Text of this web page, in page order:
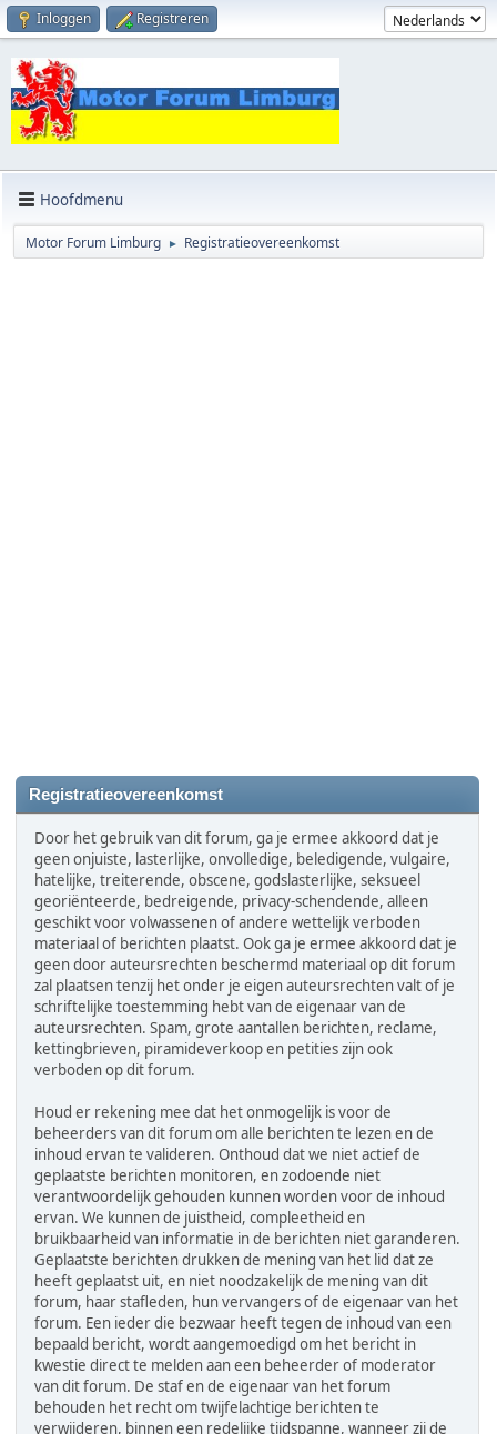
Inloggen Registreren
Hoofdmenu
Motor Forum Limburg ► Registratieovereenkomst
Registratieovereenkomst
Door het gebruik van dit forum, ga je ermee akkoord dat je
geen onjuiste, lasterlijke, onvolledige, beledigende, vulgaire,
hatelijke, treiterende, obscene, godslasterlijke, seksueel
georiënteerde, bedreigende, privacy-schendende, alleen
geschikt voor volwassenen of andere wettelijk verboden
materiaal of berichten plaatst. Ook ga je ermee akkoord dat je
geen door auteursrechten beschermd materiaal op dit forum
zal plaatsen tenzij het onder je eigen auteursrechten valt of je
schriftelijke toestemming hebt van de eigenaar van de
auteursrechten. Spam, grote aantallen berichten, reclame,
kettingbrieven, piramideverkoop en petities zijn ook
verboden op dit forum.
Houd er rekening mee dat het onmogelijk is voor de
beheerders van dit forum om alle berichten te lezen en de
inhoud ervan te valideren. Onthoud dat we niet actief de
geplaatste berichten monitoren, en zodoende niet
verantwoordelijk gehouden kunnen worden voor de inhoud
ervan. We kunnen de juistheid, compleetheid en
bruikbaarheid van informatie in de berichten niet garanderen.
Geplaatste berichten drukken de mening van het lid dat ze
heeft geplaatst uit, en niet noodzakelijk de mening van dit
forum, haar stafleden, hun vervangers of de eigenaar van het
forum. Een ieder die bezwaar heeft tegen de inhoud van een
bepaald bericht, wordt aangemoedigd om het bericht in
kwestie direct te melden aan een beheerder of moderator
van dit forum. De staf en de eigenaar van het forum
behouden het recht om twijfelachtige berichten te
verwijderen, binnen een redelijke tijdspanne, wanneer zij de